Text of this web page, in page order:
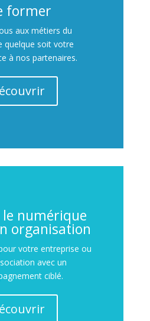
former
aux métiers du
quelque soit votre
à nos partenaires.
numérique
organisation
votre entreprise ou
avec un
ciblé.